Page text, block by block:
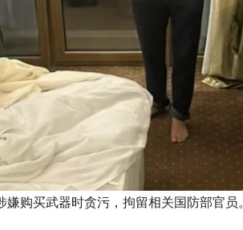
购买武器时贪污，拘留相关国防部官员。